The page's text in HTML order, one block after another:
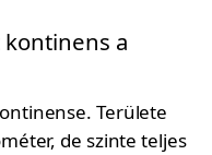
a
Területe
de szinte teljes